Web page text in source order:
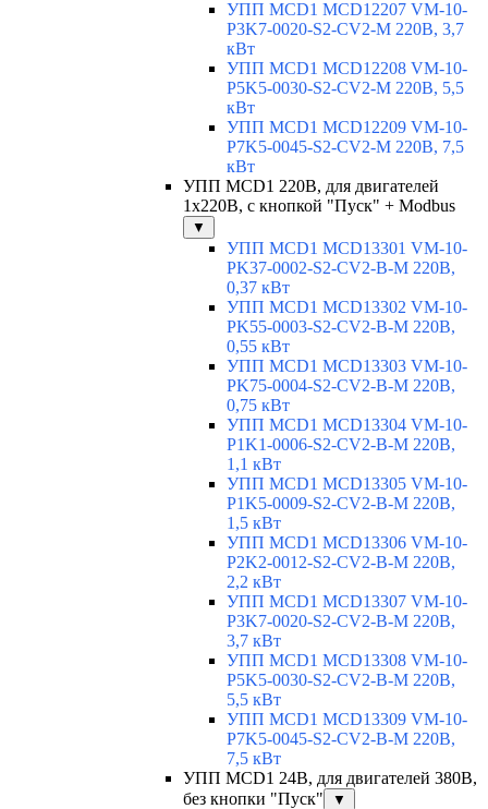
УПП MCD1 MCD12207 VM-10-
P3K7-0020-S2-CV2-M 220В, 3,7
кВт
УПП MCD1 MCD12208 VM-10-
P5K5-0030-S2-CV2-M 220В, 5,5
кВт
УПП MCD1 MCD12209 VM-10-
P7K5-0045-S2-CV2-M 220В, 7,5
кВт
УПП MCD1 220В, для двигателей
1х220В, с кнопкой "Пуск" + Modbus
▼
УПП MCD1 MCD13301 VM-10-
PK37-0002-S2-CV2-B-M 220В,
0,37 кВт
УПП MCD1 MCD13302 VM-10-
PK55-0003-S2-CV2-B-M 220В,
0,55 кВт
УПП MCD1 MCD13303 VM-10-
PK75-0004-S2-CV2-B-M 220В,
0,75 кВт
УПП MCD1 MCD13304 VM-10-
P1K1-0006-S2-CV2-B-M 220В,
1,1 кВт
УПП MCD1 MCD13305 VM-10-
P1K5-0009-S2-CV2-B-M 220В,
1,5 кВт
УПП MCD1 MCD13306 VM-10-
P2K2-0012-S2-CV2-B-M 220В,
2,2 кВт
УПП MCD1 MCD13307 VM-10-
P3K7-0020-S2-CV2-B-M 220В,
3,7 кВт
УПП MCD1 MCD13308 VM-10-
P5K5-0030-S2-CV2-B-M 220В,
5,5 кВт
УПП MCD1 MCD13309 VM-10-
P7K5-0045-S2-CV2-B-M 220В,
7,5 кВт
УПП MCD1 24В, для двигателей 380В,
без кнопки "Пуск"
▼